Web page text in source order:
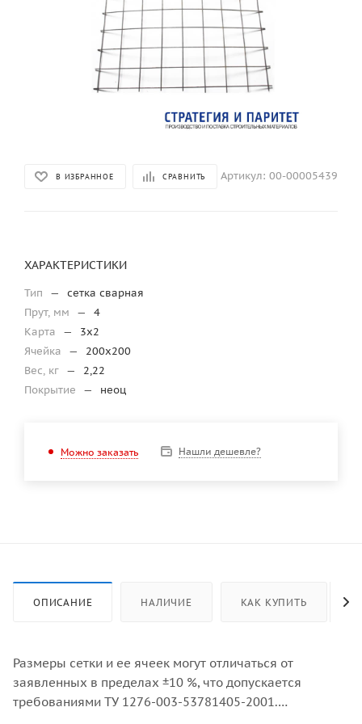
В ИЗБРАННОЕ СРАВНИТЬ Артикул: 00-00005439
ХАРАКТЕРИСТИКИ
Тип —
сетка сварная
Прут, мм
—
4
Карта
—
3х2
Ячейка
—
200х200
Вес, кг —
2,22
Покрытие
— неоц
Можно заказать Нашли дешевле?
ОПИСАНИЕ НАЛИЧИЕ КАК КУПИТЬ
Размеры сетки и ее ячеек могут отличаться от
заявленных в пределах ±10 %, что допускается
требованиями ТУ 1276-003-53781405-2001.